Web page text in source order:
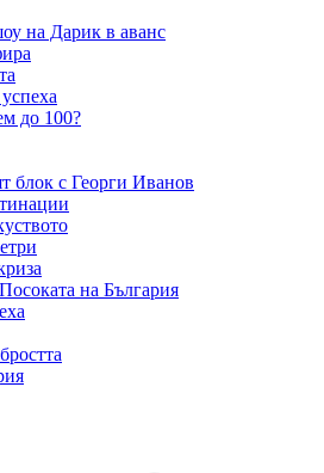
на Дарик в аванс
до 100?
блок с Георги Иванов
на България